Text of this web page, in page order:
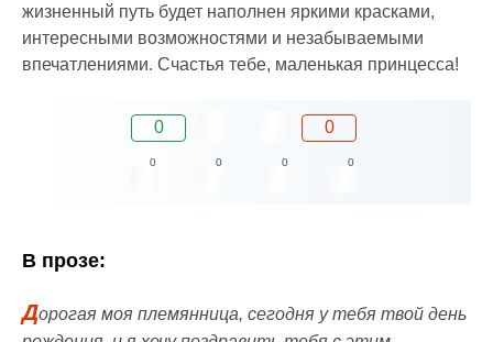
жизненный путь будет наполнен яркими красками,
интересными возможностями и незабываемыми
впечатлениями. Счастья тебе, маленькая принцесса!
0 0
0 0 0 0
В прозе:
Дорогая моя племянница, сегодня у тебя твой день